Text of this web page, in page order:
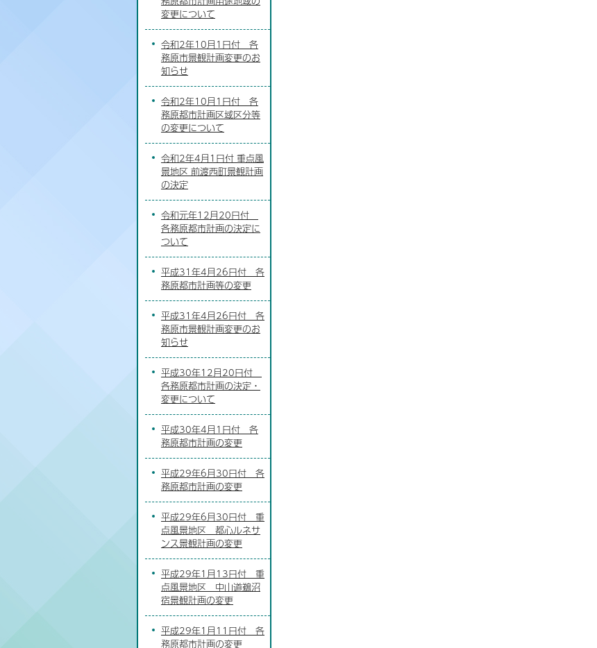
変更について
令和2年10月1日付 各
務原市景観計画変更のお
知らせ
令和2年10月1日付 各
務原都市計画区域区分等
の変更について
令和2年4月1日付 重点風
景地区 前渡西町景観計画
の決定
令和元年12月20日付
各務原都市計画の決定に
ついて
平成31年4月26日付 各
務原都市計画等の変更
平成31年4月26日付 各
務原市景観計画変更のお
知らせ
平成30年12月20日付
各務原都市計画の決定・
変更について
平成30年4月1日付 各
務原都市計画の変更
平成29年6月30日付 各
務原都市計画の変更
平成29年6月30日付 重
点風景地区 都心ルネサ
ンス景観計画の変更
平成29年1月13日付 重
点風景地区 中山道鵜沼
宿景観計画の変更
平成29年1月11日付 各
務原都市計画の変更